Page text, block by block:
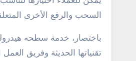
السحب والرفع الأخرى
باختصار، خدمة سطحه
تقنياتها الحديثة وفريق